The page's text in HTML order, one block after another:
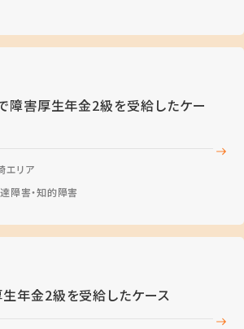
障害厚生年金2級を受給したケー
エリア
障害・知的障害
年金2級を受給したケース